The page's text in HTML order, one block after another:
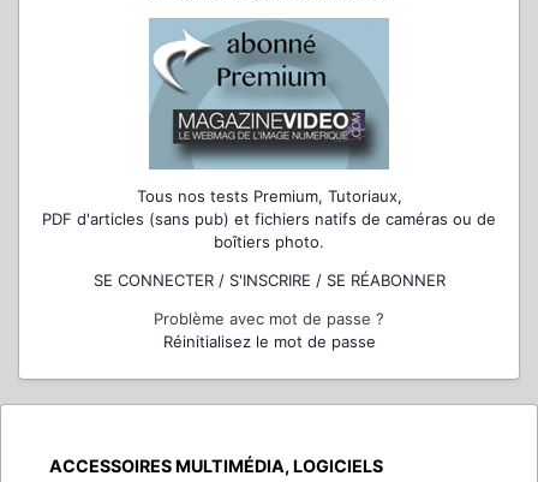
Tous nos tests Premium, Tutoriaux,
PDF d'articles (sans pub) et fichiers natifs de caméras ou de
boîtiers photo.
SE CONNECTER / S'INSCRIRE / SE RÉABONNER
Problème avec mot de passe ?
Réinitialisez le mot de passe
ACCESSOIRES MULTIMÉDIA, LOGICIELS